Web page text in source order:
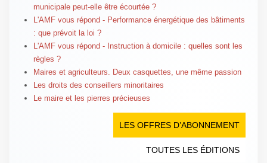
municipale peut-elle être écourtée ?
L'AMF vous répond - Performance énergétique des bâtiments
: que prévoit la loi ?
L'AMF vous répond - Instruction à domicile : quelles sont les
règles ?
Maires et agriculteurs. Deux casquettes, une même passion
Les droits des conseillers minoritaires
Le maire et les pierres précieuses
LES OFFRES D’ABONNEMENT
TOUTES LES ÉDITIONS